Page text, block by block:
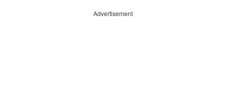
Advertisement